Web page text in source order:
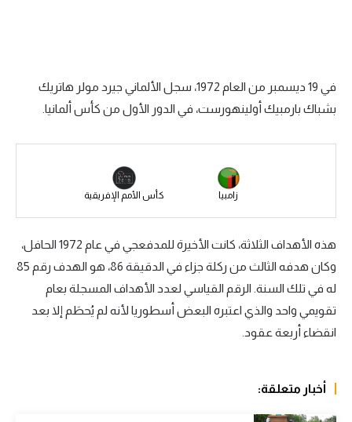
الكرة المصرية
منتخب مصر
سعودي في الجول
الدوري الإسباني
دوري أبطال أوروبا
في 19 ديسمبر من العام 1972، سجل الألماني جيرد مولر هاتريك
بشباك بارمبيك أولينهورست، في الدور الأول من كأس ألمانيا.
زامبيا كأس الأمم الإفريقية
هذه الأهداف الثلاثة، كانت الأخيرة للمدفعجي في عام 1972 الحافل،
وكان هدفه الثالث من ركلة جزاء في الدقيقة 86، هو الهدف رقم 85
له في تلك السنة. الرقم القياسي لعدد الأهداف المسجلة بعام
تقويمي واحد والذي اعتبره البعض أسطوريا لأنه لم يُحطَم إلا بعد
انقضاء أربعة عقود.
أخبار متعلقة: